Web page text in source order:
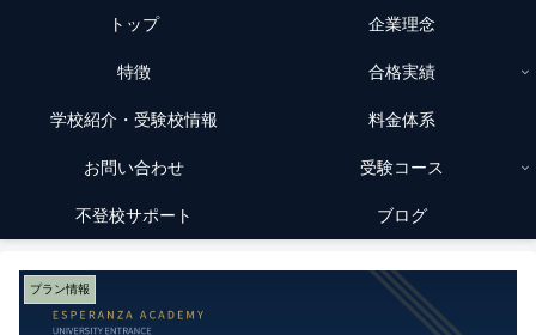
トップ 企業理念
特徴 合格実績
学校紹介・受験校情報 料金体系
お問い合わせ 受験コース
不登校サポート ブログ
プラン情報